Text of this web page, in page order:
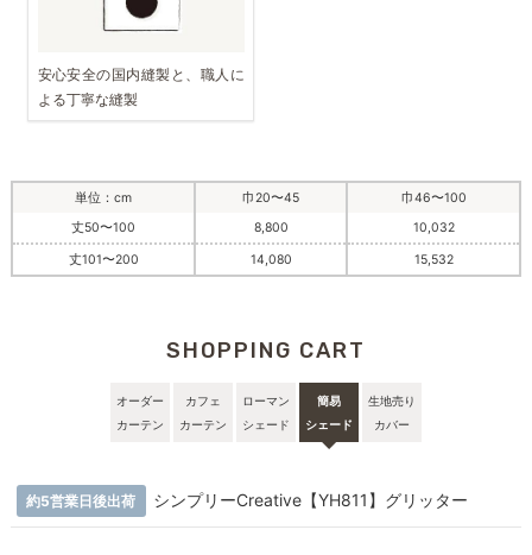
安心安全の国内縫製と、職人に
よる丁寧な縫製
単位：cm 巾20〜45
巾46〜100
丈50〜100
8,800 10,032
丈101〜200 14,080 15,532
SHOPPING CART
オーダー
カーテン
カフェ
カーテン
ローマン
シェード
簡易
シェード
生地売り
カバー
約5営業日後出荷 シンプリーCreative【YH811】グリッター